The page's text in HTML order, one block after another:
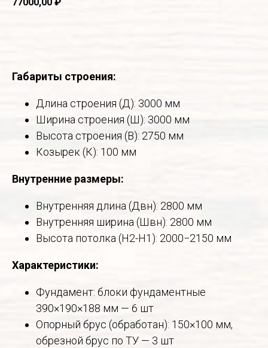
Габариты строения:
Длина строения (Д): 3000 мм
Ширина строения (Ш): 3000 мм
Высота строения (В): 2750 мм
Козырек (К): 100 мм
Внутренние размеры:
Внутренняя длина (Двн): 2800 мм
Внутренняя ширина (Швн): 2800 мм
Высота потолка (Н2-Н1): 2000−2150 мм
Характеристики:
Фундамент: блоки фундаментные
390×190×188 мм — 6 шт
Опорный брус (обработан): 150×100 мм,
обрезной брус по ТУ — 3 шт